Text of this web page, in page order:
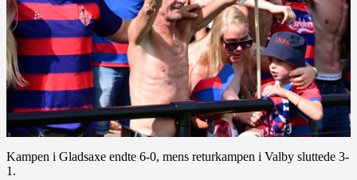
Kampen i Gladsaxe endte 6-0, mens returkampen i Valby sluttede 3-
1.